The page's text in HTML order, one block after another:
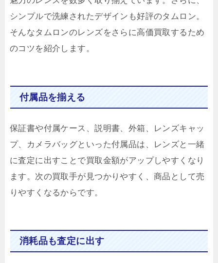
シンプルで洗練されたデザインも好評のタムロン。
そんなタムロンのレンズをさらに高価買取するため
のコツを紹介します。
付属品を揃える
保証書や付属ケース、説明書、外箱、レンズキャッ
プ、カメラバッグといった付属品は、レンズと一緒
に査定に出すことで買取金額がアップしやすくなり
ます。次の買取手が見つかりやすく、商品として売
りやすくなるからです。
消耗品も査定に出す